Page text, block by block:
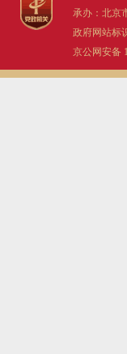
承办：北京
政府网站标
京公网安备